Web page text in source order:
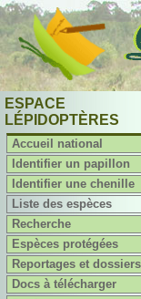
ESPACE
LÉPIDOPTÈRES
Accueil national
Identifier un papillon
Identifier une chenille
Liste des espèces
Recherche
Espèces protégées
Reportages et dossiers
Docs à télécharger